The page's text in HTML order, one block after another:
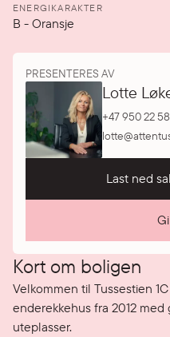
ENERGIKARAKTER
B -Oransje
PRESENTERES AV
Lotte
+47 950 22
Last ned
Kort om boligen
Velkommen til Tussestien
enderekkehus fra 2012
uteplasser.